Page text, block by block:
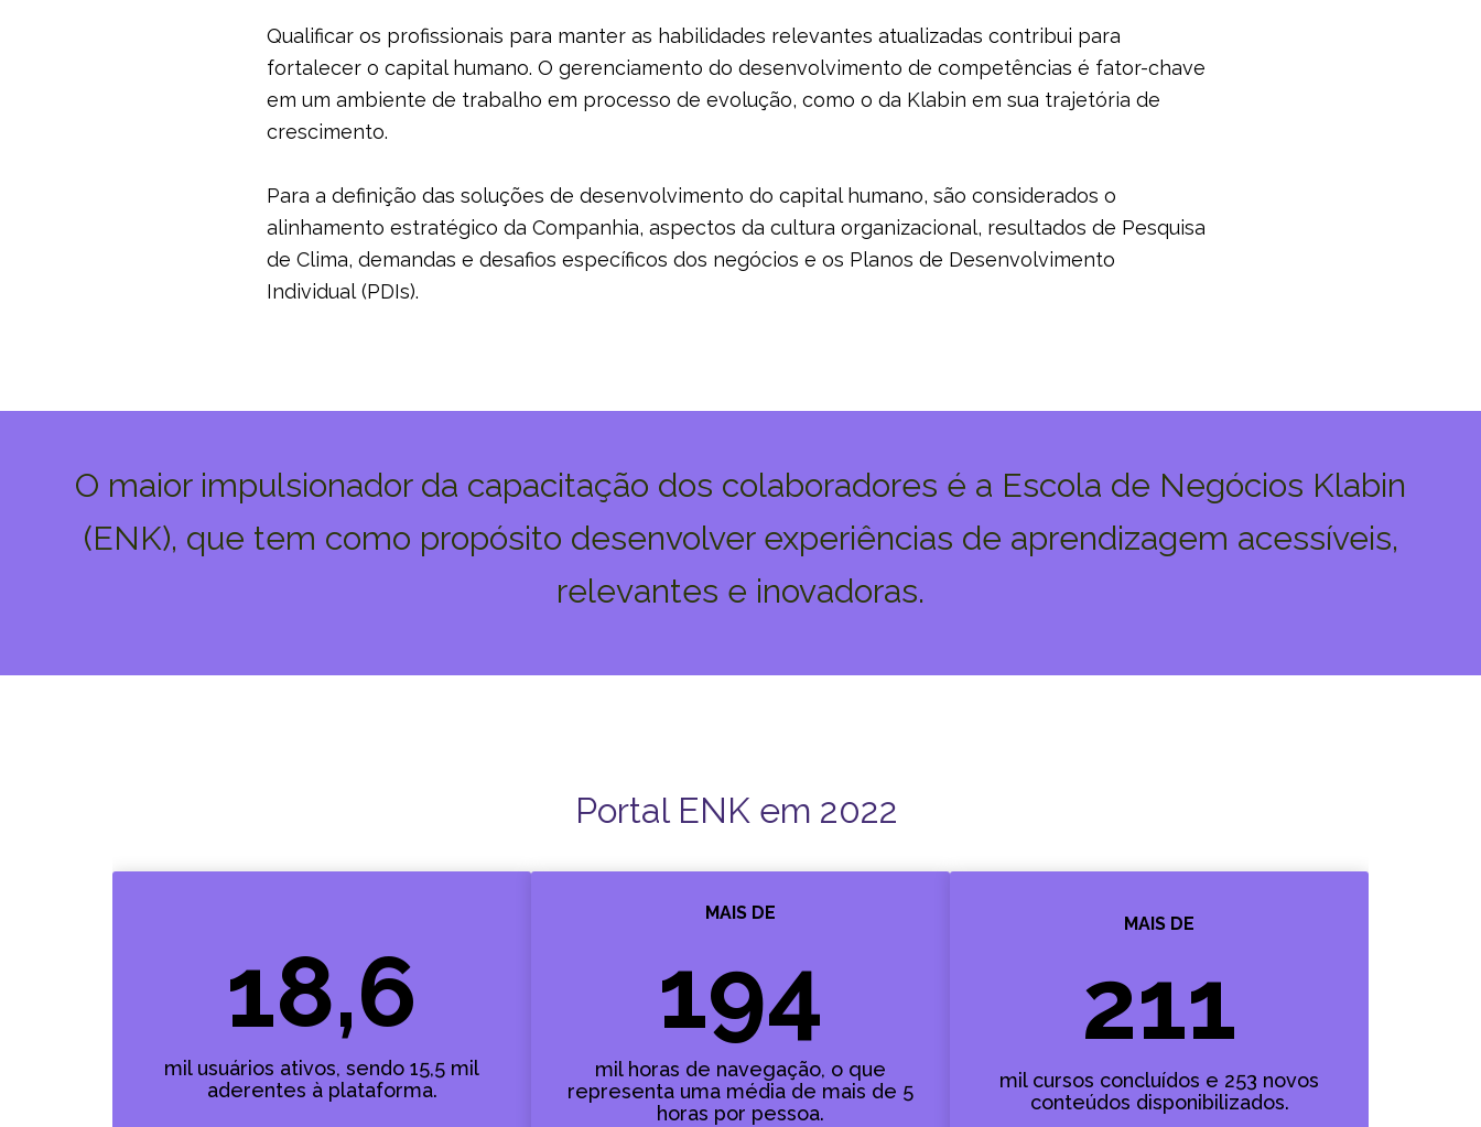
Qualificar os profissionais para manter as habilidades relevantes atualizadas contribui para
fortalecer o capital humano. O gerenciamento do desenvolvimento de competências é fator-chave
em um ambiente de trabalho em processo de evolução, como o da Klabin em sua trajetória de
crescimento.
Para a definição das soluções de desenvolvimento do capital humano, são considerados o
alinhamento estratégico da Companhia, aspectos da cultura organizacional, resultados de Pesquisa
de Clima, demandas e desafios específicos dos negócios e os Planos de Desenvolvimento
Individual (PDIs).
O maior impulsionador da capacitação dos colaboradores é a Escola de Negócios Klabin
(ENK), que tem como propósito desenvolver experiências de aprendizagem acessíveis,
relevantes e inovadoras.
Portal ENK em 2022
18,6
mil usuários ativos, sendo 15,5 mil
aderentes à plataforma.
MAIS DE
194
mil horas de navegação, o que
representa uma média de mais de 5
horas por pessoa.
MAIS DE
211
mil cursos concluídos e 253 novos
conteúdos disponibilizados.